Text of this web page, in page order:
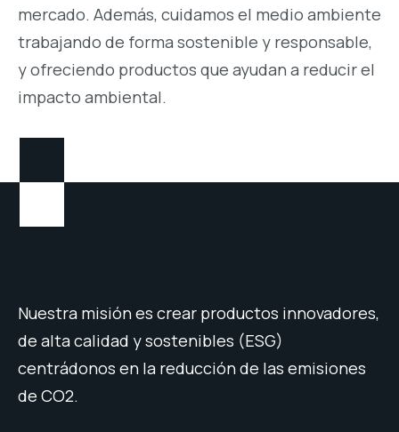
mercado. Además, cuidamos el medio ambiente
trabajando de forma sostenible y responsable,
y ofreciendo productos que ayudan a reducir el
impacto ambiental.
Nuestra misión es crear productos innovadores,
de alta calidad y sostenibles (ESG)
centrádonos en la reducción de las emisiones
de CO2.